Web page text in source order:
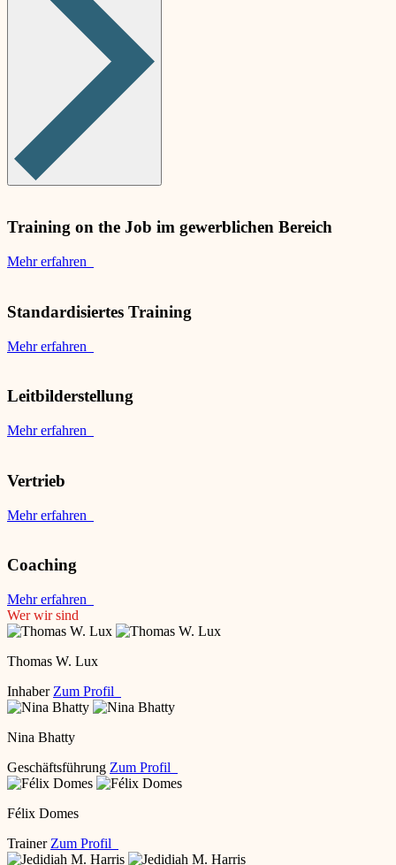
Training on the Job im gewerblichen Bereich
Mehr erfahren
Standardisiertes Training
Mehr erfahren
Leitbilderstellung
Mehr erfahren
Vertrieb
Mehr erfahren
Coaching
Mehr erfahren
Wer wir sind
Thomas W. Lux
Inhaber Zum Profil
Nina Bhatty
Geschäftsführung Zum Profil
Félix Domes
Trainer Zum Profil